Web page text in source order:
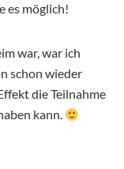
es möglich!
war, war ich
schon wieder
die Teilnahme
kann.